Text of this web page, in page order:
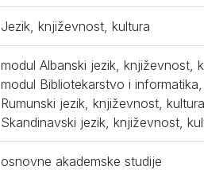
Jezik, književnost, kultura
modul Albanski jezik, književnost,
modul Bibliotekarstvo i
Rumunski jezik, književnost,
Skandinavski jezik, književnost,
osnovne akademske studije